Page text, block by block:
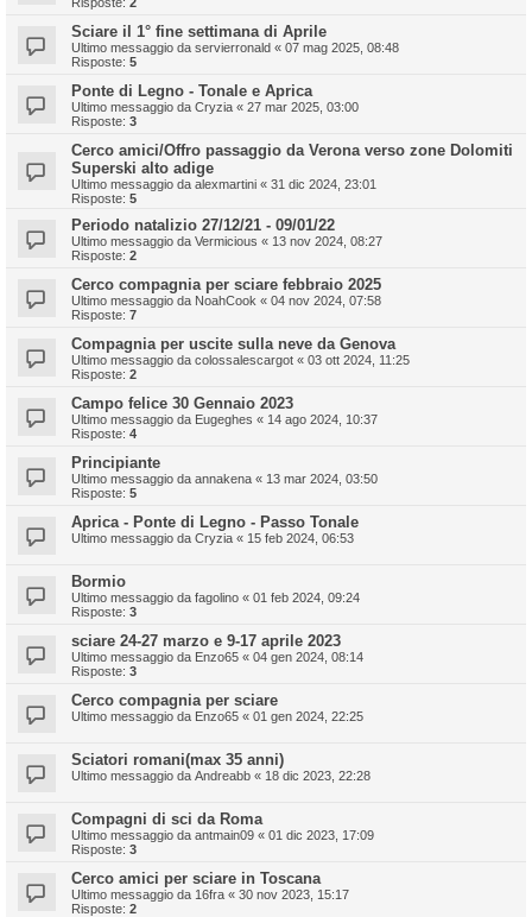
Sciare il 1° fine settimana di Aprile
Ultimo messaggio da servierronald « 07 mag 2025, 08:48
Risposte: 5
Ponte di Legno - Tonale e Aprica
Ultimo messaggio da Cryzia « 27 mar 2025, 03:00
Risposte: 3
Cerco amici/Offro passaggio da Verona verso zone Dolomiti
Superski alto adige
Ultimo messaggio da alexmartini « 31 dic 2024, 23:01
Risposte: 5
Periodo natalizio 27/12/21 - 09/01/22
Ultimo messaggio da Vermicious « 13 nov 2024, 08:27
Risposte: 2
Cerco compagnia per sciare febbraio 2025
Ultimo messaggio da NoahCook « 04 nov 2024, 07:58
Risposte: 7
Compagnia per uscite sulla neve da Genova
Ultimo messaggio da colossalescargot « 03 ott 2024, 11:25
Risposte: 2
Campo felice 30 Gennaio 2023
Ultimo messaggio da Eugeghes « 14 ago 2024, 10:37
Risposte: 4
Principiante
Ultimo messaggio da annakena « 13 mar 2024, 03:50
Risposte: 5
Aprica - Ponte di Legno - Passo Tonale
Ultimo messaggio da Cryzia « 15 feb 2024, 06:53
Bormio
Ultimo messaggio da fagolino « 01 feb 2024, 09:24
Risposte: 3
sciare 24-27 marzo e 9-17 aprile 2023
Ultimo messaggio da Enzo65 « 04 gen 2024, 08:14
Risposte: 3
Cerco compagnia per sciare
Ultimo messaggio da Enzo65 « 01 gen 2024, 22:25
Sciatori romani(max 35 anni)
Ultimo messaggio da Andreabb « 18 dic 2023, 22:28
Compagni di sci da Roma
Ultimo messaggio da antmain09 « 01 dic 2023, 17:09
Risposte: 3
Cerco amici per sciare in Toscana
Ultimo messaggio da 16fra « 30 nov 2023, 15:17
Risposte: 2